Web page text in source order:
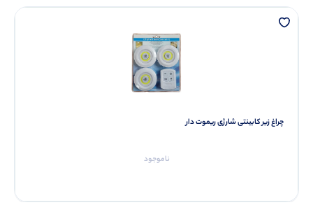
چراغ زیر کابینتی شارژی ریموت دار
ناموجود